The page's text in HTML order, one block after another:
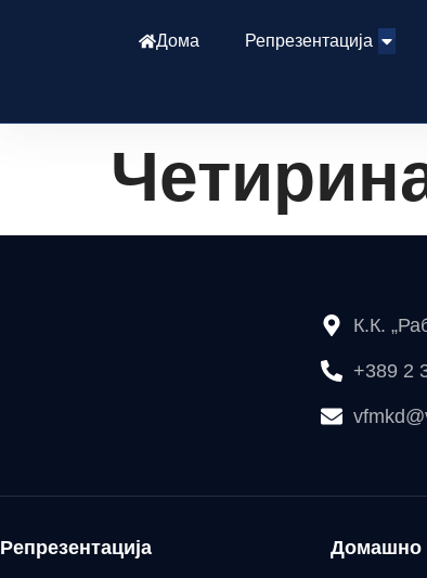
Дома Репрезентација
К.К.
+389 2
Репрезентација Домашно